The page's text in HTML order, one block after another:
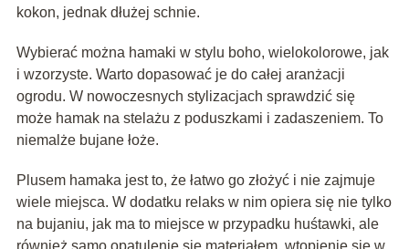
kokon, jednak dłużej schnie.
Wybierać można hamaki w stylu boho, wielokolorowe, jak
i wzorzyste. Warto dopasować je do całej aranżacji
ogrodu. W nowoczesnych stylizacjach sprawdzić się
może hamak na stelażu z poduszkami i zadaszeniem. To
niemalże bujane łoże.
Plusem hamaka jest to, że łatwo go złożyć i nie zajmuje
wiele miejsca. W dodatku relaks w nim opiera się nie tylko
na bujaniu, jak ma to miejsce w przypadku huśtawki, ale
również samo opatulenie się materiałem, wtopienie się w